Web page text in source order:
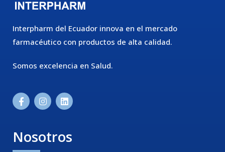
Interpharm del Ecuador innova en el mercado
farmacéutico con productos de alta calidad.
Somos excelencia en Salud.
Nosotros